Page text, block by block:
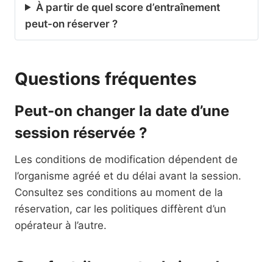
À partir de quel score d’entraînement
peut-on réserver ?
Questions fréquentes
Peut-on changer la date d’une
session réservée ?
Les conditions de modification dépendent de
l’organisme agréé et du délai avant la session.
Consultez ses conditions au moment de la
réservation, car les politiques diffèrent d’un
opérateur à l’autre.